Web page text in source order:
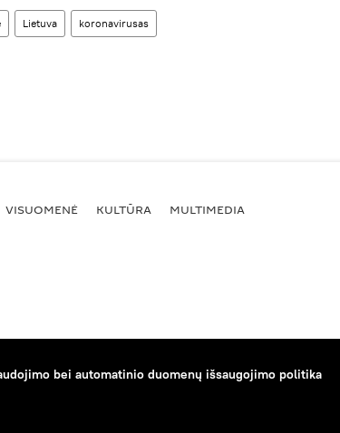
Lietuva koronavirusas
VISUOMENĖ KULTŪRA MULTIMEDIA
bei automatinio duomenų išsaugojimo politika